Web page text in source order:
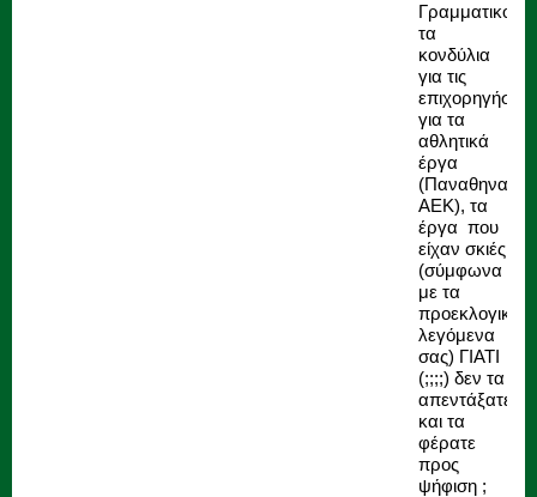
Γραμματικού,
τα
κονδύλια
για τις
επιχορηγήσεις
για τα
αθλητικά
έργα
(Παναθηναϊκό,
ΑΕΚ), τα
έργα που
είχαν σκιές
(σύμφωνα
με τα
προεκλογικά
λεγόμενα
σας) ΓΙΑΤΙ
(;;;;) δεν τα
απεντάξατε
και τα
φέρατε
προς
ψήφιση ;